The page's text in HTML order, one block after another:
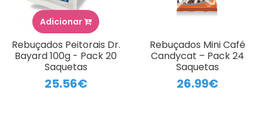
Adicionar
Rebuçados Peitorais Dr.
Bayard 100g - Pack 20
Saquetas
25.56€
Rebuçados Mini Café
Candycat – Pack 24
Saquetas
26.99€